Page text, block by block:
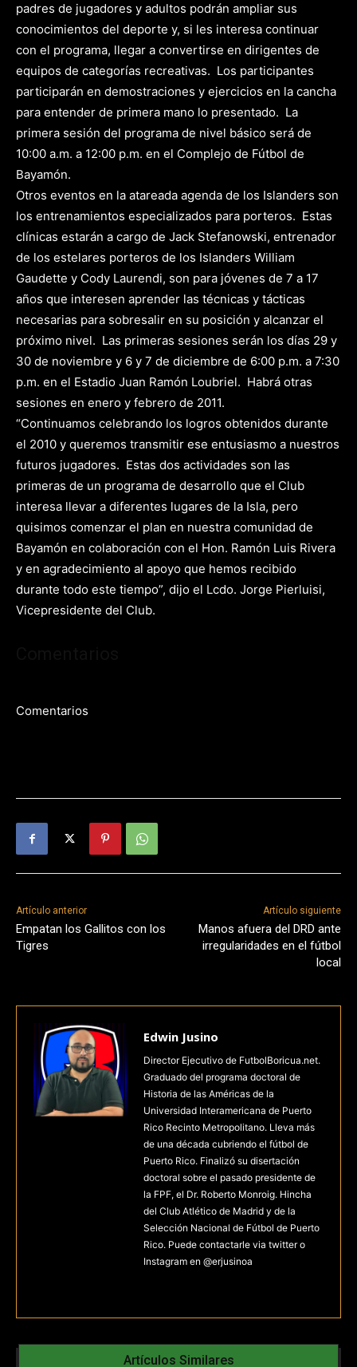
padres de jugadores y adultos podrán ampliar sus
conocimientos del deporte y, si les interesa continuar
con el programa, llegar a convertirse en dirigentes de
equipos de categorías recreativas. Los participantes
participarán en demostraciones y ejercicios en la cancha
para entender de primera mano lo presentado. La
primera sesión del programa de nivel básico será de
10:00 a.m. a 12:00 p.m. en el Complejo de Fútbol de
Bayamón.
Otros eventos en la atareada agenda de los Islanders son
los entrenamientos especializados para porteros. Estas
clínicas estarán a cargo de Jack Stefanowski, entrenador
de los estelares porteros de los Islanders William
Gaudette y Cody Laurendi, son para jóvenes de 7 a 17
años que interesen aprender las técnicas y tácticas
necesarias para sobresalir en su posición y alcanzar el
próximo nivel. Las primeras sesiones serán los días 29 y
30 de noviembre y 6 y 7 de diciembre de 6:00 p.m. a 7:30
p.m. en el Estadio Juan Ramón Loubriel. Habrá otras
sesiones en enero y febrero de 2011.
“Continuamos celebrando los logros obtenidos durante
el 2010 y queremos transmitir ese entusiasmo a nuestros
futuros jugadores. Estas dos actividades son las
primeras de un programa de desarrollo que el Club
interesa llevar a diferentes lugares de la Isla, pero
quisimos comenzar el plan en nuestra comunidad de
Bayamón en colaboración con el Hon. Ramón Luis Rivera
y en agradecimiento al apoyo que hemos recibido
durante todo este tiempo”, dijo el Lcdo. Jorge Pierluisi,
Vicepresidente del Club.
Comentarios
Artículo anterior
Empatan los Gallitos con los
Tigres
Artículo siguiente
Manos afuera del DRD ante
irregularidades en el fútbol
local
Edwin Jusino
Director Ejecutivo de FutbolBoricua.net.
Graduado del programa doctoral de
Historia de las Américas de la
Universidad Interamericana de Puerto
Rico Recinto Metropolitano. Lleva más
de una década cubriendo el fútbol de
Puerto Rico. Finalizó su disertación
doctoral sobre el pasado presidente de
la FPF, el Dr. Roberto Monroig. Hincha
del Club Atlético de Madrid y de la
Selección Nacional de Fútbol de Puerto
Rico. Puede contactarle via twitter o
Instagram en @erjusinoa
Artículos Similares